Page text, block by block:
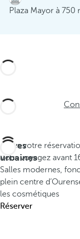
Plaza Mayor à 750
Offres
urbaines
Faites votre
Vous voyagez avant
Salles modernes,
plein centre
les cosmétiques
Réserver